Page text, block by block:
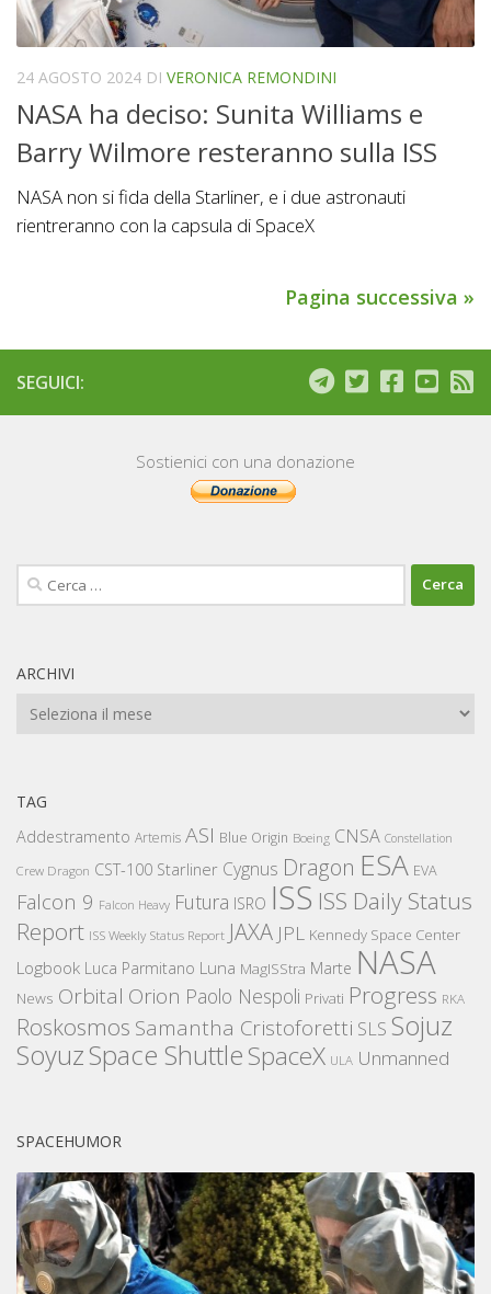
24 AGOSTO 2024 DI VERONICA REMONDINI
NASA ha deciso: Sunita Williams e
Barry Wilmore resteranno sulla ISS
NASA non si fida della Starliner, e i due astronauti
rientreranno con la capsula di SpaceX
Pagina successiva »
SEGUICI:
Sostienici con una donazione
Ricerca
per:
ARCHIVI
Archivi
TAG
Addestramento Artemis ASI Blue Origin Boeing CNSA Constellation
Crew Dragon CST-100 Starliner Cygnus Dragon ESA EVA
Falcon 9 Falcon Heavy Futura ISRO ISS ISS Daily Status
Report ISS Weekly Status Report JAXA JPL Kennedy Space Center
Logbook Luca Parmitano Luna MagISStra Marte NASA
News Orbital Orion Paolo Nespoli Privati Progress RKA
Roskosmos Samantha Cristoforetti SLS Sojuz
SoyuzSpace ShuttleSpaceX ULA Unmanned
SPACEHUMOR